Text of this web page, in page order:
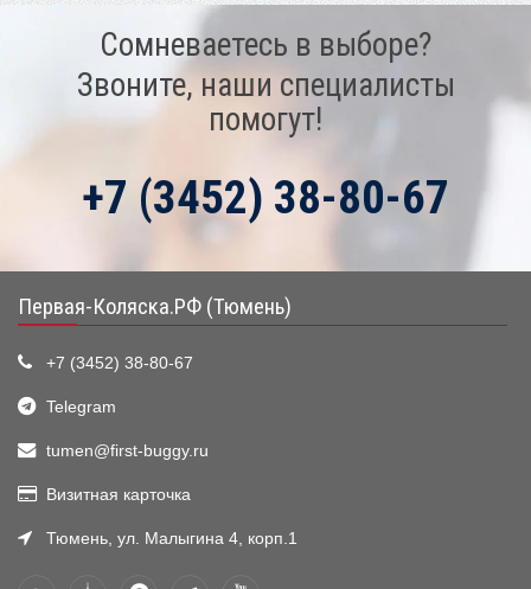
Сомневаетесь в выборе?
Звоните, наши специалисты
помогут!
+7 (3452) 38-80-67
Первая-Коляска.РФ (Тюмень)
+7 (3452) 38-80-67
Telegram
tumen@first-buggy.ru
Визитная карточка
Тюмень, ул. Малыгина 4, корп.1